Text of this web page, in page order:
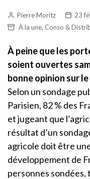
Pierre Moritz
23
À la une, Conso &
À peine que les
soient ouvertes
bonne opinion sur
Selon un sondage
Parisien, 82 % des
et jugeant que
résultat d’un
agricole doit être
développement de
personnes sondées,